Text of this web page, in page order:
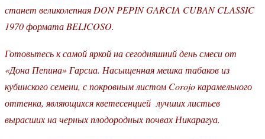
станет великолепная DON PEPIN GARCIA CUBAN CLASSIC
1970 формата BELICOSO.
Готовьтесь к самой яркой на сегодняшний день смеси от
«Дона Пепина» Гарсиа. Насыщенная мешка табаков из
кубинского семени, с покровным листом Corojo карамельного
оттенка, являющихся кветесенцией лучших листьев
вырасших на черных плодородных почвах Никарагуа.